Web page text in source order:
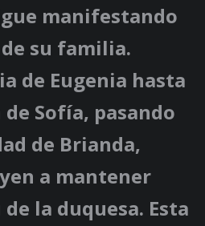
manifestando
su familia.
de Eugenia hasta
Sofía, pasando
de Brianda,
a mantener
la duquesa. Esta